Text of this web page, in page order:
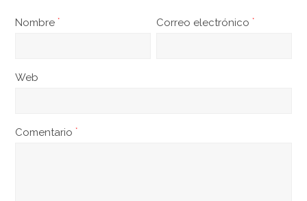
Nombre* Correo electrónico*
Web
Comentario*